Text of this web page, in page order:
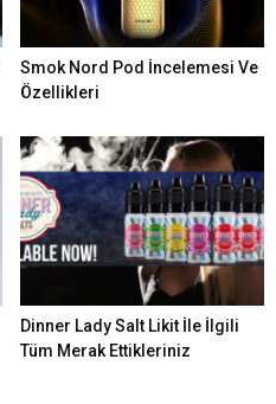
Smok Nord Pod İncelemesi Ve
Özellikleri
Dinner Lady Salt Likit İle İlgili
Tüm Merak Ettikleriniz